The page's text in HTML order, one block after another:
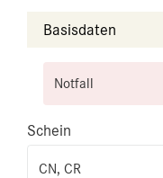
Basisdaten
Notfall
Schein
CN, CR